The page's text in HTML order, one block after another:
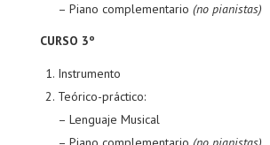
– Piano complementario (no pianistas)
CURSO 3º
Instrumento
Teórico-práctico:
– Lenguaje Musical